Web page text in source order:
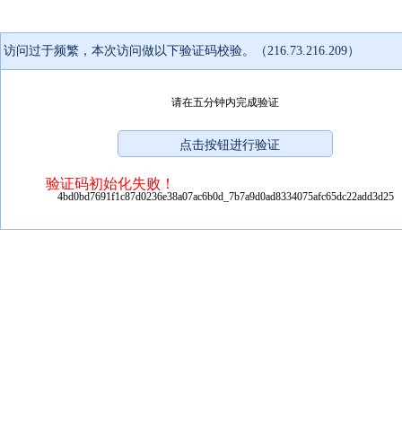
访问过于频繁，本次访问做以下验证码校验。（216.73.216.209）
请在五分钟内完成验证
验证码初始化失败！
4bd0bd7691f1c87d0236e38a07ac6b0d_7b7a9d0ad8334075afc65dc22add3d25